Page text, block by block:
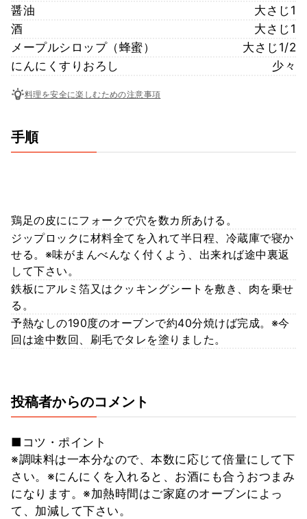
醤油
大さじ1
酒
大さじ1
メープルシロップ（蜂蜜）
大さじ1/2
にんにくすりおろし
少々
料理を安全に楽しむための注意事項
手順
鶏足の皮ににフォークで穴を数カ所あける。
ジップロックに材料全てを入れて半日程、冷蔵庫で寝か
せる。※味がまんべんなく付くよう、出来れば途中裏返
して下さい。
鉄板にアルミ箔又はクッキングシートを敷き、肉を乗せ
る。
予熱なしの190度のオーブンで約40分焼けば完成。※今
回は途中数回、刷毛でタレを塗りました。
投稿者からのコメント
■コツ・ポイント
※調味料は一本分なので、本数に応じて倍量にして下
さい。※にんにくを入れると、お酒にも合うおつまみ
になります。※加熱時間はご家庭のオーブンによっ
て、加減して下さい。